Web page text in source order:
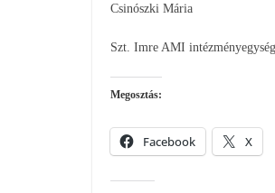
Csinószki Mária
Szt. Imre AMI
Megosztás:
Facebook X